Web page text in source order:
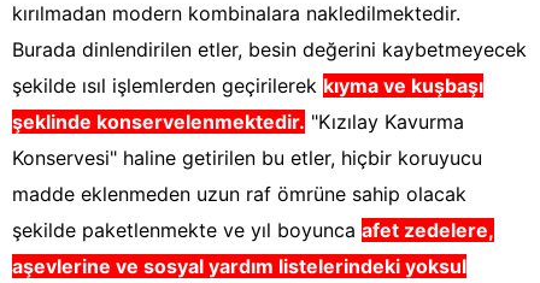
kırılmadan modern kombinalara nakledilmektedir.
Burada dinlendirilen etler, besin değerini kaybetmeyecek
şekilde ısıl işlemlerden geçirilerek kıyma ve kuşbaşı
şeklinde konservelenmektedir. "Kızılay Kavurma
Konservesi" haline getirilen bu etler, hiçbir koruyucu
madde eklenmeden uzun raf ömrüne sahip olacak
şekilde paketlenmekte ve yıl boyunca afet zedelere,
aşevlerine ve sosyal yardım listelerindeki yoksul